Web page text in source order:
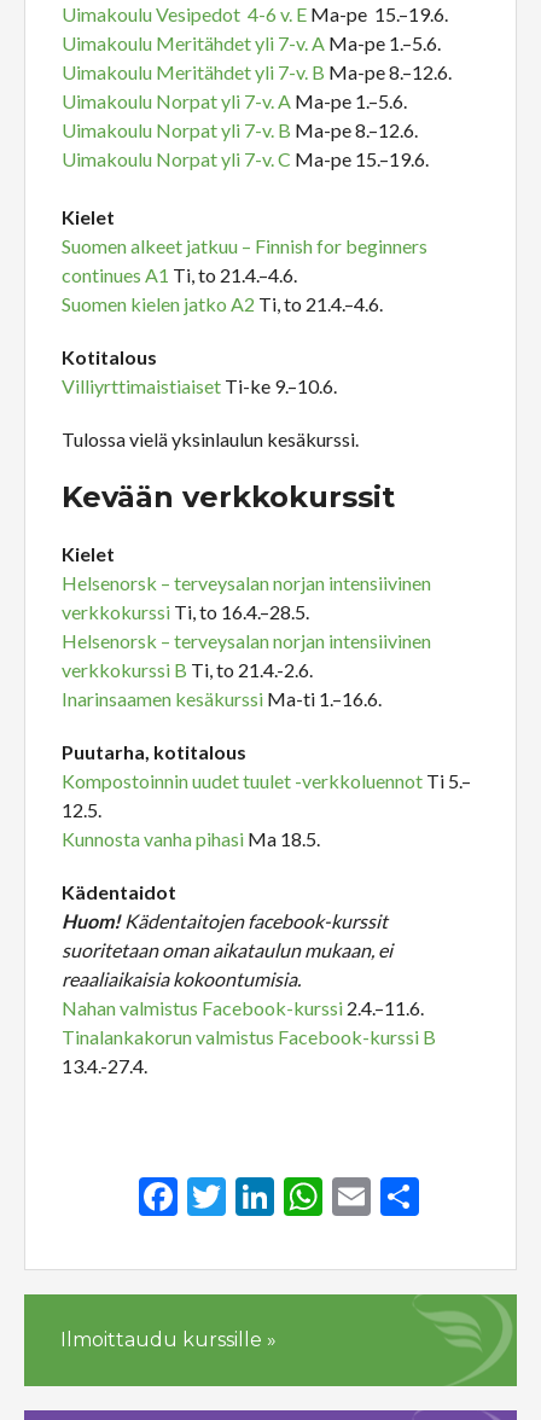
Uimakoulu Vesipedot 4-6 v. E Ma-pe 15.–19.6.
Uimakoulu Meritähdet yli 7-v. A Ma-pe 1.–5.6.
Uimakoulu Meritähdet yli 7-v. B Ma-pe 8.–12.6.
Uimakoulu Norpat yli 7-v. A Ma-pe 1.–5.6.
Uimakoulu Norpat yli 7-v. B Ma-pe 8.–12.6.
Uimakoulu Norpat yli 7-v. C Ma-pe 15.–19.6.
Kielet
Suomen alkeet jatkuu – Finnish for beginners
continues A1 Ti, to 21.4.–4.6.
Suomen kielen jatko A2 Ti, to 21.4.–4.6.
Kotitalous
Villiyrttimaistiaiset Ti-ke 9.–10.6.
Tulossa vielä yksinlaulun kesäkurssi.
Kevään verkkokurssit
Kielet
Helsenorsk – terveysalan norjan intensiivinen
verkkokurssi Ti, to 16.4.–28.5.
Helsenorsk – terveysalan norjan intensiivinen
verkkokurssi B Ti, to 21.4.-2.6.
Inarinsaamen kesäkurssi Ma-ti 1.–16.6.
Puutarha, kotitalous
Kompostoinnin uudet tuulet -verkkoluennot Ti 5.–
12.5.
Kunnosta vanha pihasi Ma 18.5.
Kädentaidot
Huom! Kädentaitojen facebook-kurssit
suoritetaan oman aikataulun mukaan, ei
reaaliaikaisia kokoontumisia.
Nahan valmistus Facebook-kurssi 2.4.–11.6.
Tinalankakorun valmistus Facebook-kurssi B
13.4.-27.4.
Facebook
Twitter
LinkedIn
WhatsApp
Email
Ilmoittaudu kurssille »